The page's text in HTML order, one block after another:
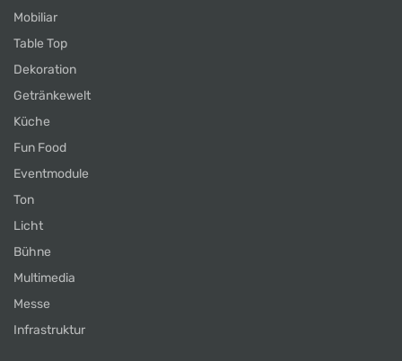
Mobiliar
Table Top
Dekoration
Getränkewelt
Küche
Fun Food
Eventmodule
Ton
Licht
Bühne
Multimedia
Messe
Infrastruktur